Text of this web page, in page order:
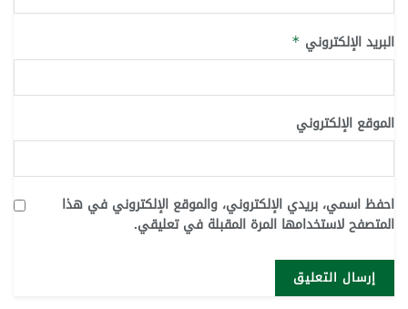
البريد الإلكتروني *
الموقع الإلكتروني
احفظ اسمي، بريدي الإلكتروني، والموقع الإلكتروني في هذا
المتصفح لاستخدامها المرة المقبلة في تعليقي.